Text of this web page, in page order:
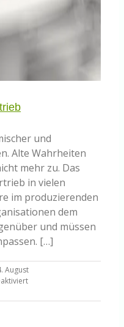
und
Alte Wahrheiten
mehr zu. Das
in vielen
im produzierenden
dem
und müssen
[…]
August
für
werden